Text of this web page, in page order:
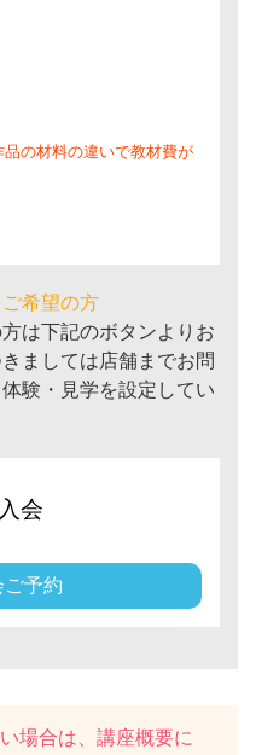
の材料の違いで教材費が
希望の方
は下記のボタンよりお
ましては店舗までお問
験・見学を設定してい
会
予約
場合は、講座概要に